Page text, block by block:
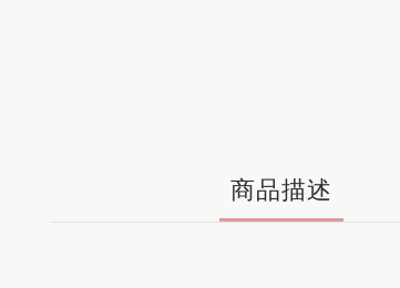
商品描述